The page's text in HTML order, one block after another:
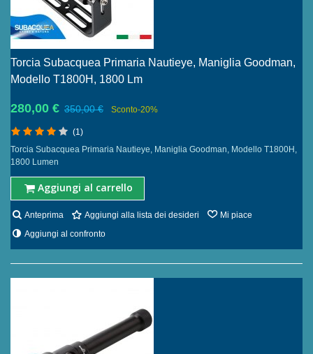
Torcia Subacquea Primaria Nautieye, Maniglia Goodman,
Modello T1800H, 1800 Lm
280,00 € 350,00 € Sconto-20%
(1)
Torcia Subacquea Primaria Nautieye, Maniglia Goodman, Modello T1800H,
1800 Lumen
Aggiungi al carrello
Anteprima Aggiungi alla lista dei desideri
Mi piace
Aggiungi al confronto